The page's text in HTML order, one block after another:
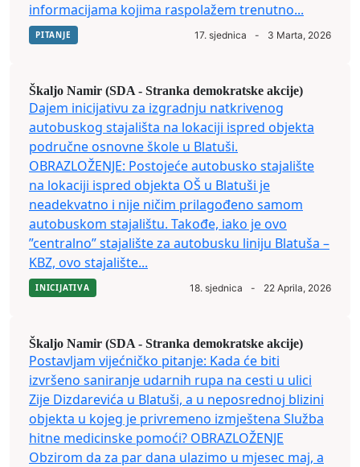
informacijama kojima raspolažem trenutno...
PITANJE 17. sjednica - 3 Marta, 2026
Škaljo Namir (SDA - Stranka demokratske akcije)
Dajem inicijativu za izgradnju natkrivenog
autobuskog stajališta na lokaciji ispred objekta
područne osnovne škole u Blatuši.
OBRAZLOŽENJE: Postojeće autobusko stajalište
na lokaciji ispred objekta OŠ u Blatuši je
neadekvatno i nije ničim prilagođeno samom
autobuskom stajalištu. Takođe, iako je ovo
”centralno” stajalište za autobusku liniju Blatuša –
KBZ, ovo stajalište...
INICIJATIVA 18. sjednica - 22 Aprila, 2026
Škaljo Namir (SDA - Stranka demokratske akcije)
Postavljam vijećničko pitanje: Kada će biti
izvršeno saniranje udarnih rupa na cesti u ulici
Zije Dizdarevića u Blatuši, a u neposrednoj blizini
objekta u kojeg je privremeno izmještena Služba
hitne medicinske pomoći? OBRAZLOŽENJE
Obzirom da za par dana ulazimo u mjesec maj, a